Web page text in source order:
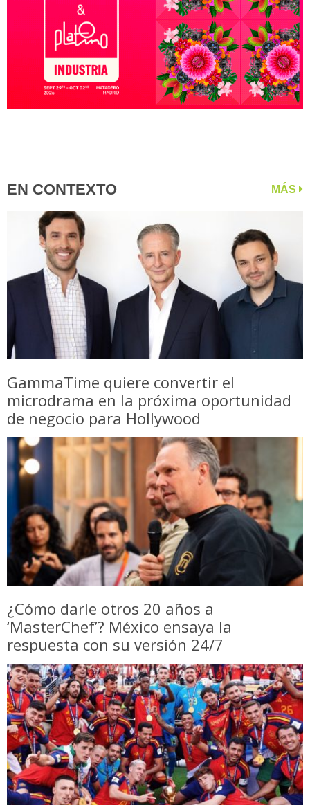
EN CONTEXTO MÁS
GammaTime quiere convertir el
microdrama en la próxima oportunidad
de negocio para Hollywood
¿Cómo darle otros 20 años a
‘MasterChef’? México ensaya la
respuesta con su versión 24/7